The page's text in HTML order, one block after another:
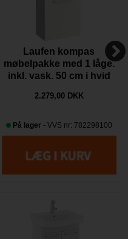
Laufen kompas
møbelpakke med 1 låge.
inkl. vask. 50 cm i hvid
2.279,00 DKK
På lager - VVS nr: 782298100